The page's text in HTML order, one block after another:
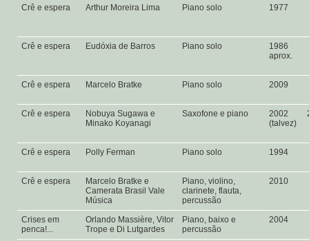
Crê e espera
Arthur Moreira Lima Piano solo 1977
Crê e espera Eudóxia de Barros Piano solo
1986
aprox.
Crê e espera Marcelo Bratke Piano solo 2009
Crê e espera
Nobuya Sugawa e
Minako Koyanagi
Saxofone e piano
2002
(talvez)
Crê e espera Polly Ferman Piano solo 1994
Crê e espera
Marcelo Bratke e
Camerata Brasil Vale
Música
Piano, violino,
clarinete, flauta,
percussão
2010
Crises em
penca!...
Orlando Massière, Vitor
Trope e Di Lutgardes
Piano, baixo e
percussão
2004